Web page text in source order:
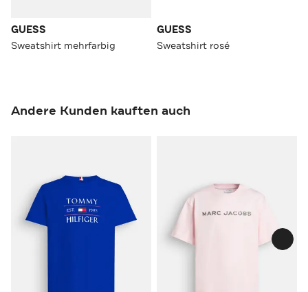
GUESS
Sweatshirt mehrfarbig
GUESS
Sweatshirt rosé
Andere Kunden kauften auch